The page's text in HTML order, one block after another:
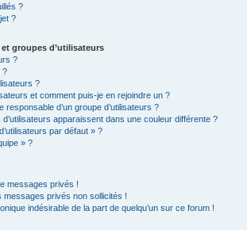
?
?
groupes d’utilisateurs
?
?
?
et comment puis-je en rejoindre un ?
responsable d’un groupe d’utilisateurs ?
apparaissent dans une couleur différente ?
par défaut » ?
» ?
messages privés !
privés non sollicités !
indésirable de la part de quelqu’un sur ce forum !